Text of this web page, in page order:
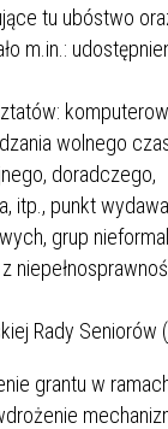
tu ubóstwo
m.in.:
wolnego
doradczego,
itp., punkt
grup
Rady Seniorów
grantu w